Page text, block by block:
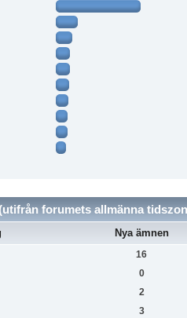
forumets allmänna
Nya ämnen
16
0
2
3